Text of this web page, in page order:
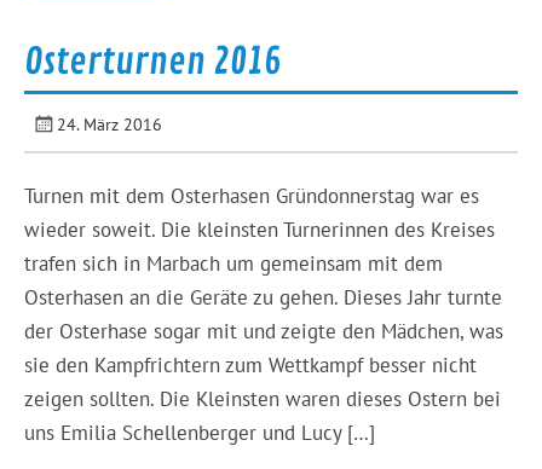
Osterturnen 2016
24. März 2016
Turnen mit dem Osterhasen Gründonnerstag war es
wieder soweit. Die kleinsten Turnerinnen des Kreises
trafen sich in Marbach um gemeinsam mit dem
Osterhasen an die Geräte zu gehen. Dieses Jahr turnte
der Osterhase sogar mit und zeigte den Mädchen, was
sie den Kampfrichtern zum Wettkampf besser nicht
zeigen sollten. Die Kleinsten waren dieses Ostern bei
uns Emilia Schellenberger und Lucy […]